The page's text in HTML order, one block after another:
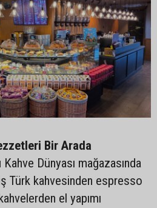
Bir Arada
Kahve Dünyası mağazasında
Türk kahvesinden espresso
el yapımı